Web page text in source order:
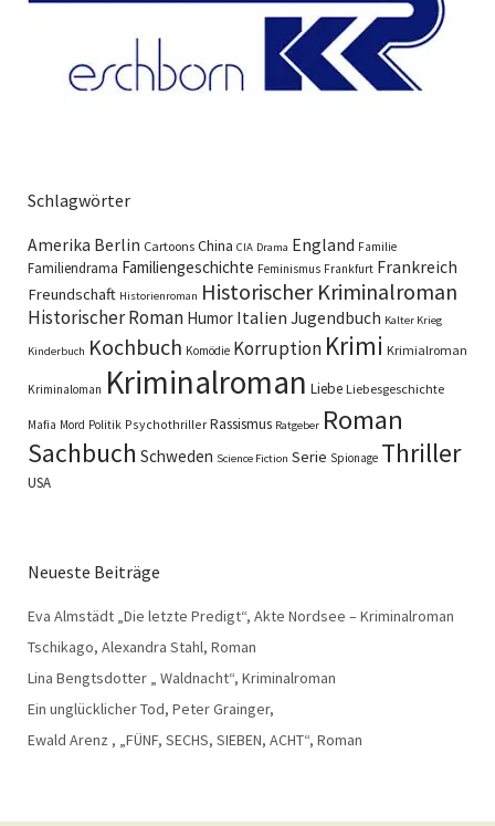
Schlagwörter
Amerika Berlin Cartoons China CIA Drama England Familie
Familiendrama Familiengeschichte Feminismus Frankfurt Frankreich
Freundschaft Historienroman Historischer Kriminalroman
Historischer Roman Humor Italien Jugendbuch Kalter Krieg
Kinderbuch Kochbuch Komödie Korruption Krimi Krimialroman
Kriminaloman Kriminalroman Liebe Liebesgeschichte
Mafia Mord Politik Psychothriller Rassismus Ratgeber Roman
Sachbuch Schweden Science Fiction Serie Spionage Thriller
USA
Neueste Beiträge
Eva Almstädt „Die letzte Predigt“, Akte Nordsee – Kriminalroman
Tschikago, Alexandra Stahl, Roman
Lina Bengtsdotter „ Waldnacht“, Kriminalroman
Ein unglücklicher Tod, Peter Grainger,
Ewald Arenz , „FÜNF, SECHS, SIEBEN, ACHT“, Roman